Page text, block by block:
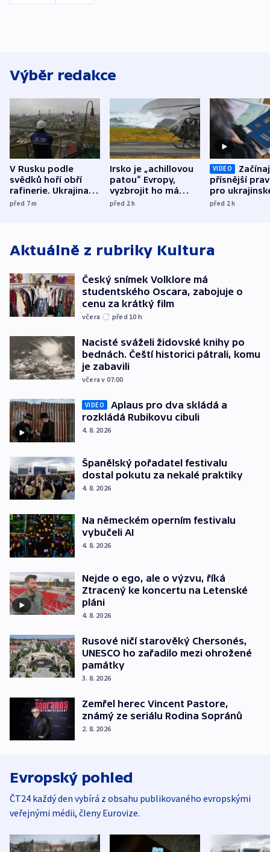
Výběr redakce
V Rusku podle
svědků hoří obří
rafinerie. Ukrajina
hlásí oběti
před 7m
Irsko je „achillovou
patou“ Evropy,
vyzbrojit ho má
Francie
před 2h
VIDEO
přísnější
pro
uprchlíky
před 2h
Aktuálně z rubriky Kultura
Český snímek Volklore má
studentského Oscara, zabojuje o
cenu za krátký film
včera před 10 h
Nacisté sváželi židovské knihy po
bednách. Čeští historici pátrali, komu
je zabavili
včera v 07:00
VIDEO
Aplaus pro dva skládá a
rozkládá Rubikovu cibuli
4. 8. 2026
Španělský pořadatel festivalu
dostal pokutu za nekalé praktiky
4. 8. 2026
Na německém operním festivalu
vybučeli AI
4. 8. 2026
Nejde o ego, ale o výzvu, říká
Ztracený ke koncertu na Letenské
pláni
4. 8. 2026
Rusové ničí starověký Chersonés,
UNESCO ho zařadilo mezi ohrožené
památky
3. 8. 2026
Zemřel herec Vincent Pastore,
známý ze seriálu Rodina Sopránů
2. 8. 2026
Evropský pohled
ČT24 každý den vybírá z obsahu publikovaného evropskými
veřejnými médii, členy Eurovize.